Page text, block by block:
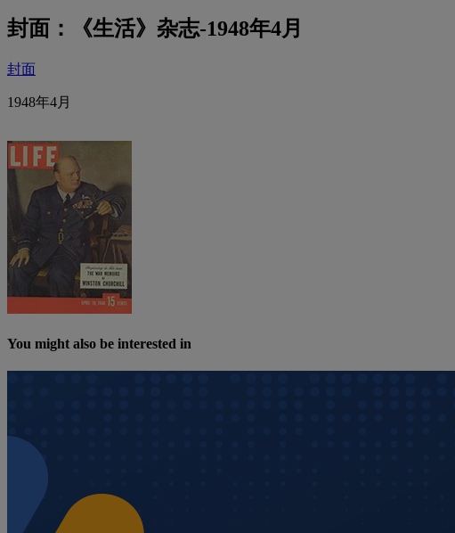
封面：《生活》杂志-1948年4月
封面
1948年4月
You might also be interested in